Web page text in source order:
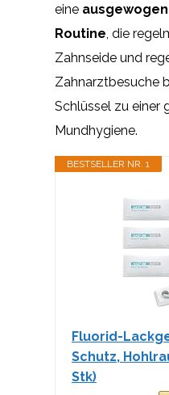
eine
Routine, die
Zahnseide und
Zahnarztbesuche
Schlüssel zu einer
Mundhygiene.
BESTSELLER NR. 1
Fluorid-
Schutz,
Stk)